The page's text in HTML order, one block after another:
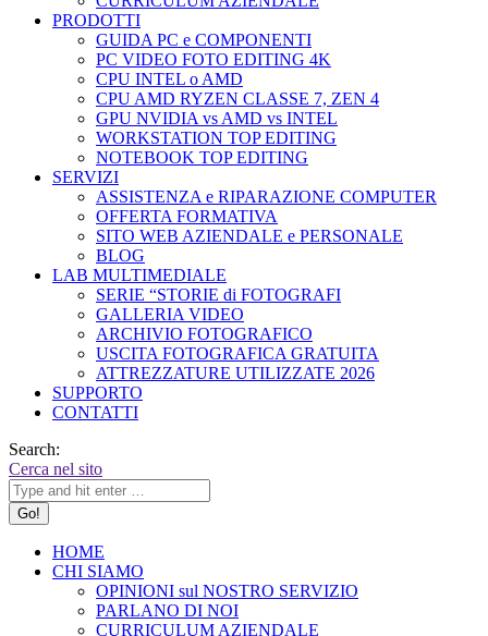
PRODOTTI
GUIDA PC e COMPONENTI
PC VIDEO FOTO EDITING 4K
CPU INTEL o AMD
CPU AMD RYZEN CLASSE 7, ZEN 4
GPU NVIDIA vs AMD vs INTEL
WORKSTATION TOP EDITING
NOTEBOOK TOP EDITING
SERVIZI
ASSISTENZA e RIPARAZIONE COMPUTER
OFFERTA FORMATIVA
SITO WEB AZIENDALE e PERSONALE
BLOG
LAB MULTIMEDIALE
SERIE “STORIE di FOTOGRAFI
GALLERIA VIDEO
ARCHIVIO FOTOGRAFICO
USCITA FOTOGRAFICA GRATUITA
ATTREZZATURE UTILIZZATE 2026
SUPPORTO
CONTATTI
Search:
Cerca nel sito
HOME
CHI SIAMO
OPINIONI sul NOSTRO SERVIZIO
PARLANO DI NOI
CURRICULUM AZIENDALE